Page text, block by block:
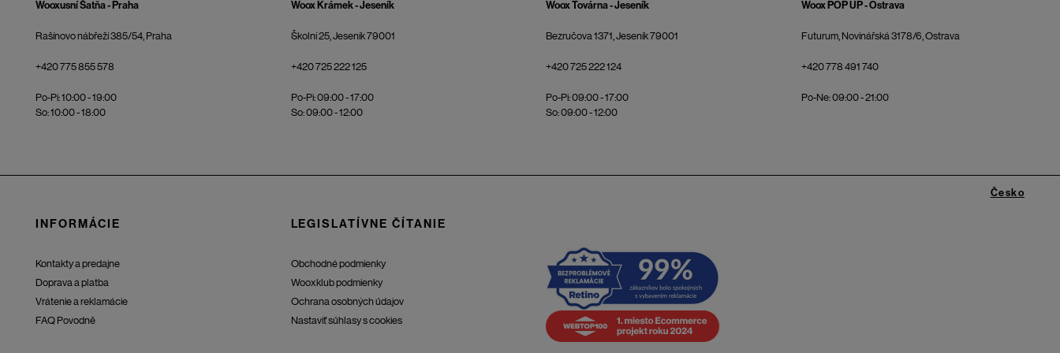
Wooxusní Šatňa - Praha
Rašínovo nábřeží 385/54, Praha
+420 775 855 578
Po-Pi: 10:00 - 19:00
So: 10:00 - 18:00
Woox Krámek - Jeseník
Školní 25, Jeseník 79001
+420 725 222 125
Po-Pi: 09:00 - 17:00
So: 09:00 - 12:00
Woox Továrna - Jeseník
Bezručova 1371, Jeseník 79001
+420 725 222 124
Po-Pi: 09:00 - 17:00
So: 09:00 - 12:00
Woox POP UP - Ostrava
Futurum, Novinářská 3178/6, Ostrava
+420 778 491 740
Po-Ne: 09:00 - 21:00
INFORMÁCIE
Kontakty a predajne
Doprava a platba
Vrátenie a reklamácie
FAQ Povodně
LEGISLATÍVNE ČÍTANIE
Obchodné podmienky
Wooxklub podmienky
Ochrana osobných údajov
Nastaviť súhlasy s cookies
Česko